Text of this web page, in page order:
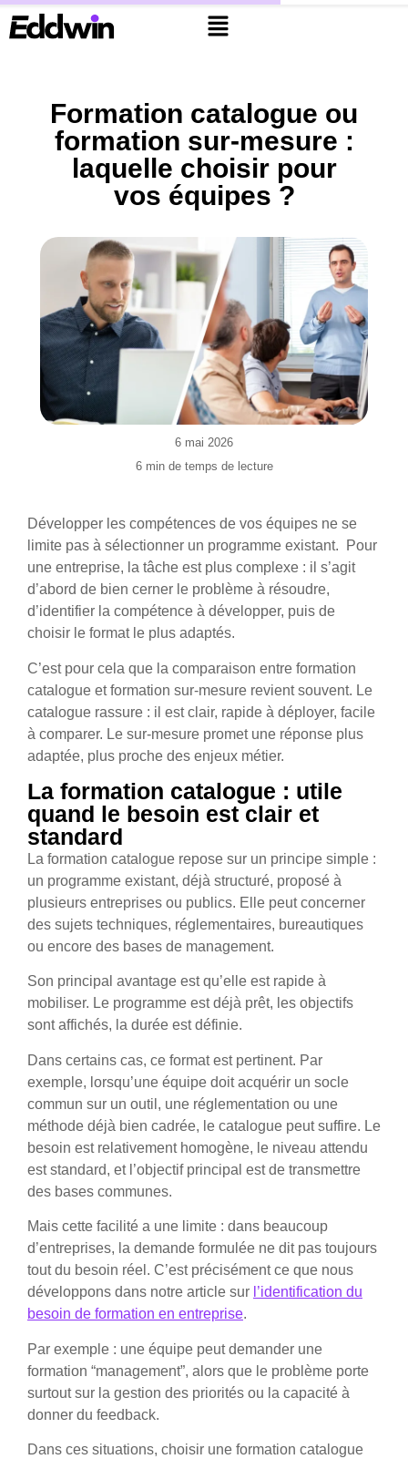
Formation catalogue ou
formation sur-mesure :
laquelle choisir pour
vos équipes ?
6 mai 2026
6min de temps de lecture
Développer les compétences de vos équipes ne se
limite pas à sélectionner un programme existant.
Pour
une entreprise, la tâche est plus complexe : il s’agit
d’abord de bien cerner le problème à résoudre,
d’identifier la compétence à développer, puis de
choisir le format le plus adaptés.
C’est pour cela que la comparaison entre formation
catalogue et formation sur-mesure revient souvent. Le
catalogue rassure : il est clair, rapide à déployer, facile
à comparer. Le sur-mesure promet une réponse plus
adaptée, plus proche des enjeux métier.
La formation catalogue : utile
quand le besoin est clair et
standard
La formation catalogue repose sur un principe simple :
un programme existant, déjà structuré, proposé à
plusieurs entreprises ou publics. Elle peut concerner
des sujets techniques, réglementaires, bureautiques
ou encore des bases de management.
Son principal avantage est qu’elle est rapide à
mobiliser. Le programme est déjà prêt, les objectifs
sont affichés, la durée est définie.
Dans certains cas, ce format est pertinent. Par
exemple, lorsqu’une équipe doit acquérir un socle
commun sur un outil, une réglementation ou une
méthode déjà bien cadrée, le catalogue peut suffire. Le
besoin est relativement homogène, le niveau attendu
est standard, et l’objectif principal est de transmettre
des bases communes.
Mais cette facilité a une limite : dans beaucoup
d’entreprises, la demande formulée ne dit pas toujours
tout du besoin réel. C’est précisément ce que nous
développons dans notre article sur l’identification du
besoin de formation en entreprise.
Par exemple : une équipe peut demander une
formation “management”, alors que le problème porte
surtout sur la gestion des priorités ou la capacité à
donner du feedback.
Dans ces situations, choisir une formation catalogue